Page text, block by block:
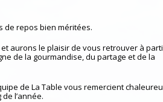
de repos bien méritées.
aurons le plaisir de vous retrouver à
de la gourmandise, du partage et de la
de La Table vous remercient
l’année.